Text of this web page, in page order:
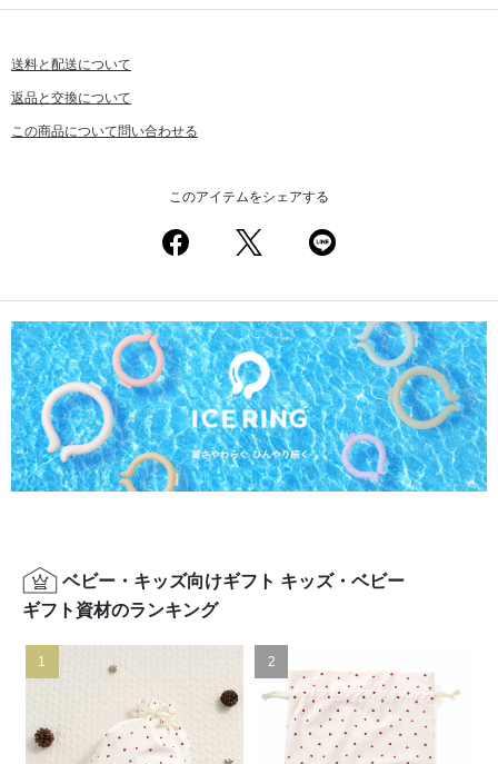
送料と配送について
返品と交換について
この商品について問い合わせる
このアイテムをシェアする
ベビー・キッズ向けギフト キッズ・ベビー
ギフト資材のランキング
1 2